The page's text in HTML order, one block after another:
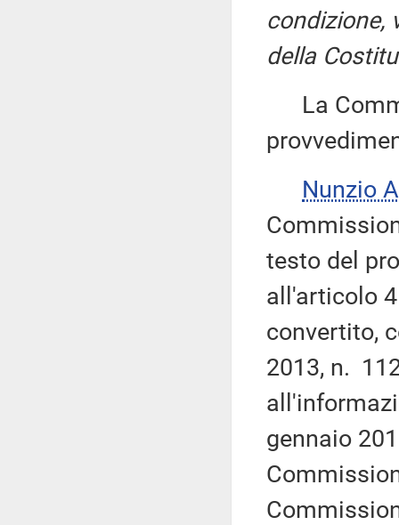
condizione,
della
La
Nunzio
testo del
all'articolo
convertito,
2013, n.
gennaio